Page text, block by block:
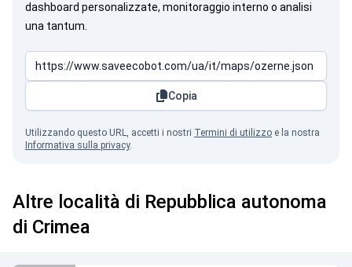
dashboard personalizzate, monitoraggio interno o analisi
una tantum.
Copia
Utilizzando questo URL, accetti i nostri Termini di utilizzo e la nostra
Informativa sulla privacy.
Altre località di Repubblica autonoma
di Crimea